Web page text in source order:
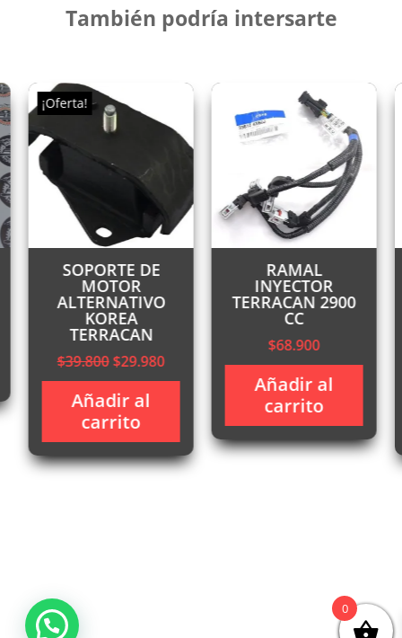
También podría intersarte
¡Oferta!
SOPORTE DE
MOTOR
ALTERNATIVO
KOREA
TERRACAN
$39.800 El
precio
original
era:
$39.800.
$29.980El
precio
$29.980.
Añadir al
carrito
RAMAL
INYECTOR
TERRACAN 2900
CC
$68.900
Añadir al
carrito
0